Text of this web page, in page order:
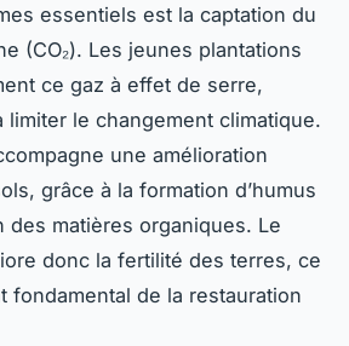
essentiels est la captation du
(CO₂). Les jeunes plantations
ce gaz à effet de serre,
limiter le changement climatique.
une amélioration
grâce à la formation d’humus
des matières organiques. Le
donc la fertilité des terres, ce
fondamental de la restauration